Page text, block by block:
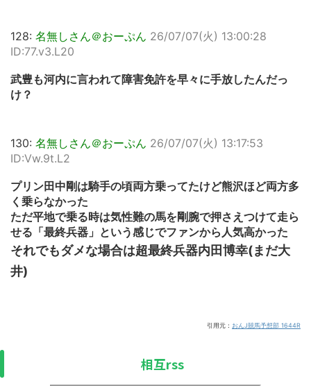
128: 名無しさん＠おーぷん 26/07/07(火) 13:00:28
ID:77.v3.L20
武豊も河内に言われて障害免許を早々に手放したんだっ
け？
130: 名無しさん＠おーぷん 26/07/07(火) 13:17:53
ID:Vw.9t.L2
プリン田中剛は騎手の頃両方乗ってたけど熊沢ほど両方多
く乗らなかった
ただ平地で乗る時は気性難の馬を剛腕で押さえつけて走ら
せる「最終兵器」という感じでファンから人気高かった
それでもダメな場合は超最終兵器内田博幸(まだ大
井)
引用元： おんJ競馬予想部 1644R
相互rss